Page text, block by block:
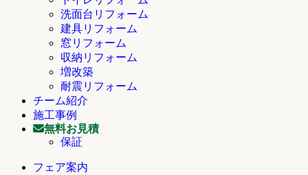
洗面台リフォーム
建具リフォーム
窓リフォーム
収納リフォーム
増改築
耐震リフォーム
チーム紹介
施工事例
無料お見積
保証
フェア案内